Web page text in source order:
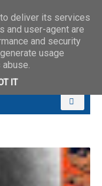
deliver its services
and user-agent are
and security
usage
IT